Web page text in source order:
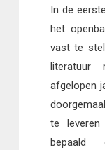
In de
het
vast te
literatuur
afgelopen
te